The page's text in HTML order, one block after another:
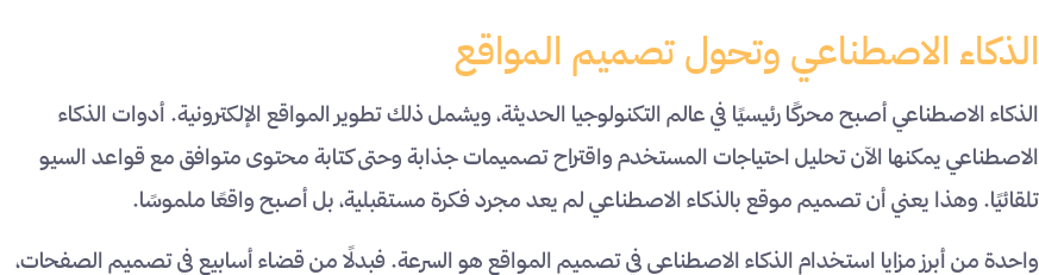
الذكاء الاصطناعي وتحول تصميم المواقع
الذكاء الاصطناعي أصبح محركًا رئيسيًا في عالم التكنولوجيا الحديثة، ويشمل ذلك تطوير المواقع الإلكترونية. أدوات الذكاء
الاصطناعي يمكنها الآن تحليل احتياجات المستخدم واقتراح تصميمات جذابة وحتى كتابة محتوى متوافق مع قواعد السيو
تلقائيًا. وهذا يعني أن تصميم موقع بالذكاء الاصطناعي لم يعد مجرد فكرة مستقبلية، بل أصبح واقعًا ملموسًا.
واحدة من أبرز مزايا استخدام الذكاء الاصطناعي في تصميم المواقع هو السرعة. فبدلًا من قضاء أسابيع في تصميم الصفحات،